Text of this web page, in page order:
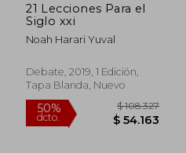
dcto.
21 Lecciones Para el
Siglo xxi
Noah Harari Yuval
Debate, 2019, 1 Edición,
Tapa Blanda, Nuevo